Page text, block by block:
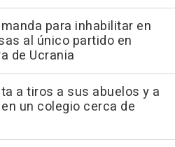
para inhabilitar en
al único partido en
de Ucrania
a tiros a sus abuelos y a
un colegio cerca de